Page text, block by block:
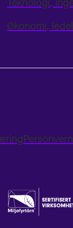
Teknologi,
Økonomi,